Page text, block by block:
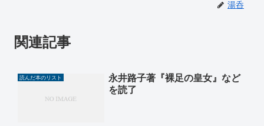
湯呑
関連記事
読んだ本のリスト
永井路子著『裸足の皇女』など
を読了